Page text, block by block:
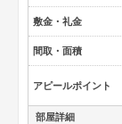
敷金・礼金
間取・面積
アピールポイント
部屋詳細